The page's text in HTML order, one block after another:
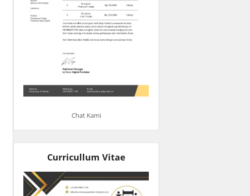
Chat Kami
Curricullum Vitae